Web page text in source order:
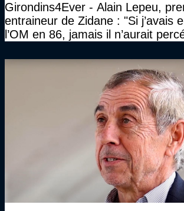
Girondins4Ever - Alain Lepeu,
entraineur de Zidane : "Si j’avais
l’OM en 86, jamais il n’aurait